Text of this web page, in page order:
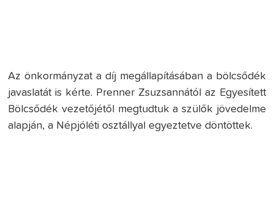
Az önkormányzat a díj megállapításában a bölcsődék
javaslatát is kérte. Prenner Zsuzsannától az Egyesített
Bölcsődék vezetőjétől megtudtuk a szülők jövedelme
alapján, a Népjóléti osztállyal egyeztetve döntöttek.